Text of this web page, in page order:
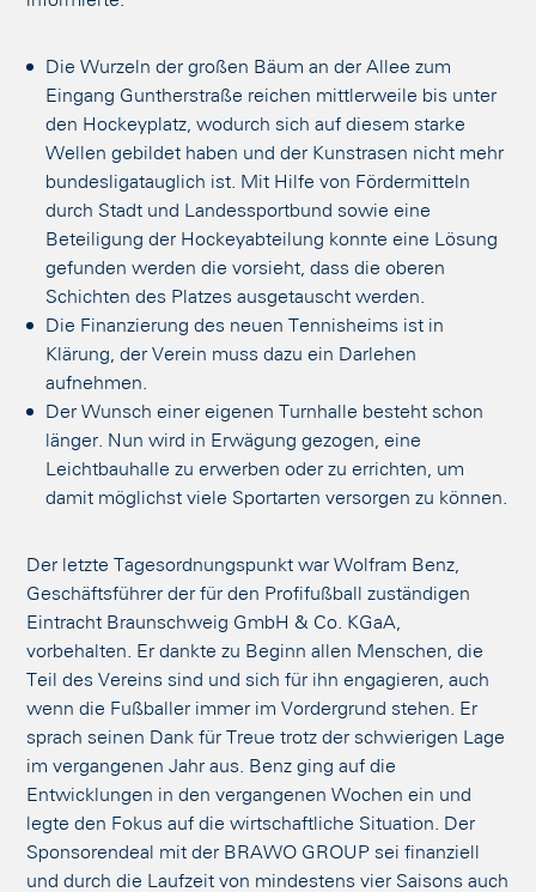
Die Wurzeln der großen Bäum an der Allee zum
Eingang Guntherstraße reichen mittlerweile bis unter
den Hockeyplatz, wodurch sich auf diesem starke
Wellen gebildet haben und der Kunstrasen nicht mehr
bundesligatauglich ist. Mit Hilfe von Fördermitteln
durch Stadt und Landessportbund sowie eine
Beteiligung der Hockeyabteilung konnte eine Lösung
gefunden werden die vorsieht, dass die oberen
Schichten des Platzes ausgetauscht werden.
Die Finanzierung des neuen Tennisheims ist in
Klärung, der Verein muss dazu ein Darlehen
aufnehmen.
Der Wunsch einer eigenen Turnhalle besteht schon
länger. Nun wird in Erwägung gezogen, eine
Leichtbauhalle zu erwerben oder zu errichten, um
damit möglichst viele Sportarten versorgen zu können.
Der letzte Tagesordnungspunkt war Wolfram Benz,
Geschäftsführer der für den Profifußball zuständigen
Eintracht Braunschweig GmbH & Co. KGaA,
vorbehalten. Er dankte zu Beginn allen Menschen, die
Teil des Vereins sind und sich für ihn engagieren, auch
wenn die Fußballer immer im Vordergrund stehen. Er
sprach seinen Dank für Treue trotz der schwierigen Lage
im vergangenen Jahr aus. Benz ging auf die
Entwicklungen in den vergangenen Wochen ein und
legte den Fokus auf die wirtschaftliche Situation. Der
Sponsorendeal mit der BRAWO GROUP sei finanziell
und durch die Laufzeit von mindestens vier Saisons auch